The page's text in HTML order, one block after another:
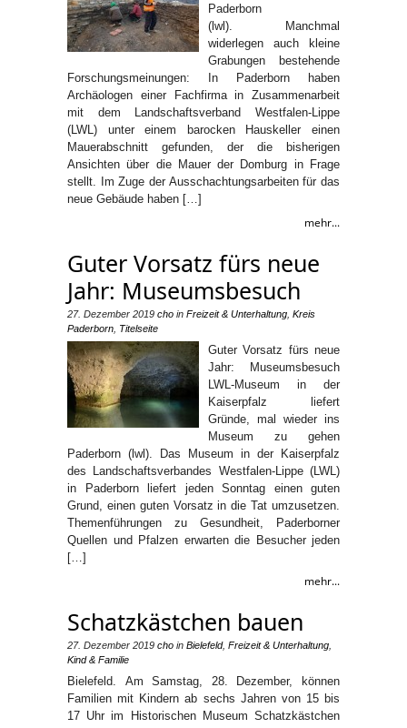
Paderborn
(lwl). Manchmal
widerlegen auch kleine
Grabungen bestehende
Forschungsmeinungen: In Paderborn haben
Archäologen einer Fachfirma in Zusammenarbeit
mit dem Landschaftsverband Westfalen-Lippe
(LWL) unter einem barocken Hauskeller einen
Mauerabschnitt gefunden, der die bisherigen
Ansichten über die Mauer der Domburg in Frage
stellt. Im Zuge der Ausschachtungsarbeiten für das
neue Gebäude haben […]
mehr...
Guter Vorsatz fürs neue
Jahr: Museumsbesuch
27. Dezember 2019 cho in Freizeit & Unterhaltung Kreis
Paderborn Titelseite
Guter Vorsatz fürs neue
Jahr: Museumsbesuch
LWL-Museum in der
Kaiserpfalz liefert
Gründe, mal wieder ins
Museum zu gehen
Paderborn (lwl). Das Museum in der Kaiserpfalz
des Landschaftsverbandes Westfalen-Lippe (LWL)
in Paderborn liefert jeden Sonntag einen guten
Grund, einen guten Vorsatz in die Tat umzusetzen.
Themenführungen zu Gesundheit, Paderborner
Quellen und Pfalzen erwarten die Besucher jeden
[…]
mehr...
Schatzkästchen bauen
27. Dezember 2019 cho in Bielefeld, Freizeit & Unterhaltung
Kind & Familie
Bielefeld. Am Samstag, 28. Dezember, können
Familien mit Kindern ab sechs Jahren von 15 bis
17 Uhr im Historischen Museum Schatzkästchen